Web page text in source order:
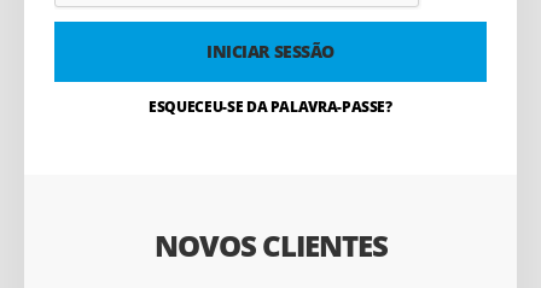
INICIAR SESSÃO
ESQUECEU-SE DA PALAVRA-PASSE?
NOVOS CLIENTES